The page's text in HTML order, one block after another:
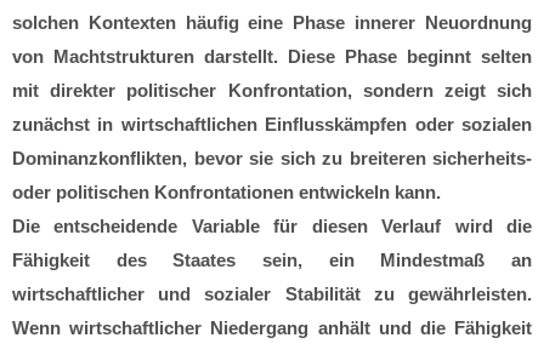
solchen Kontexten häufig eine Phase innerer Neuordnung
von Machtstrukturen darstellt. Diese Phase beginnt selten
mit direkter politischer Konfrontation, sondern zeigt sich
zunächst in wirtschaftlichen Einflusskämpfen oder sozialen
Dominanzkonflikten, bevor sie sich zu breiteren sicherheits-
oder politischen Konfrontationen entwickeln kann.
Die entscheidende Variable für diesen Verlauf wird die
Fähigkeit des Staates sein, ein Mindestmaß an
wirtschaftlicher und sozialer Stabilität zu gewährleisten.
Wenn wirtschaftlicher Niedergang anhält und die Fähigkeit